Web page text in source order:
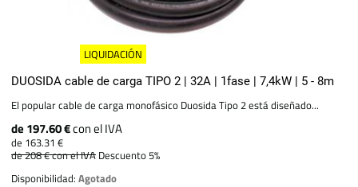
LIQUIDACIÓN
DUOSIDA cable de carga TIPO 2 | 32A | 1fase | 7,4kW | 5 - 8m
El popular cable de carga monofásico Duosida Tipo 2 está diseñado...
de 197.60 €con el IVA
de 163.31 €
de 208 €con el IVA Descuento 5%
Disponibilidad:Agotado